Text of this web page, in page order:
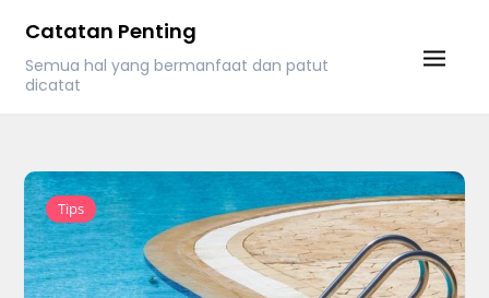
content
Catatan Penting
Semua hal yang bermanfaat dan patut
dicatat
Tips